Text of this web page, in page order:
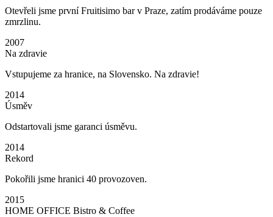
Otevřeli jsme první Fruitisimo bar v Praze, zatím prodáváme pouze
zmrzlinu.
2007
Na zdravie
Vstupujeme za hranice, na Slovensko. Na zdravie!
2014
Úsměv
Odstartovali jsme garanci úsměvu.
2014
Rekord
Pokořili jsme hranici 40 provozoven.
2015
HOME OFFICE Bistro & Coffee